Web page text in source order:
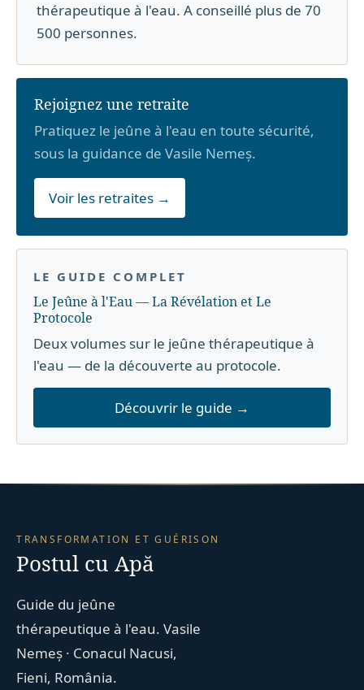
thérapeutique à l'eau. A conseillé plus de 70
500 personnes.
Rejoignez une retraite
Pratiquez le jeûne à l'eau en toute sécurité,
sous la guidance de Vasile Nemeș.
Voir les retraites →
LE GUIDE COMPLET
Le Jeûne à l'Eau — La Révélation et Le
Protocole
Deux volumes sur le jeûne thérapeutique à
l'eau — de la découverte au protocole.
Découvrir le guide →
TRANSFORMATION ET GUÉRISON
Postul cu Apă
Guide du jeûne
thérapeutique à l'eau. Vasile
Nemeș · Conacul Nacusi,
Fieni, România.